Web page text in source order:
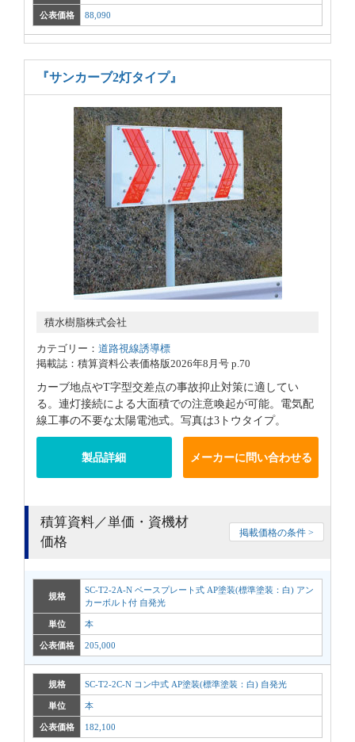
公表価格 88,090
『サンカーブ2灯タイプ』
積水樹脂株式会社
カテゴリー： 道路視線誘導標
掲載誌：積算資料公表価格版2026年8月号 p.70
カーブ地点やT字型交差点の事故抑止対策に適してい
る。連灯接続による大面積での注意喚起が可能。電気配
線工事の不要な太陽電池式。写真は3トウタイプ。
製品詳細 メーカーに問い合わせる
積算資料／単価・資機材
価格
掲載価格の条件 >
規格
SC-T2-2A-N ベースプレート式 AP塗装(標準塗装：白) アン
カーボルト付 自発光
単位 本
公表価格 205,000
規格 SC-T2-2C-N コン中式 AP塗装(標準塗装：白) 自発光
単位 本
公表価格 182,100